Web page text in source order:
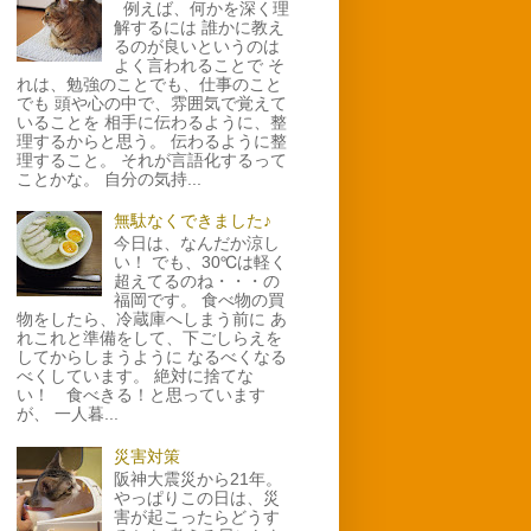
例えば、何かを深く理
解するには 誰かに教え
るのが良いというのは
よく言われることで そ
れは、勉強のことでも、仕事のこと
でも 頭や心の中で、雰囲気で覚えて
いることを 相手に伝わるように、整
理するからと思う。 伝わるように整
理すること。 それが言語化するって
ことかな。 自分の気持...
無駄なくできました♪
今日は、なんだか涼し
い！ でも、30℃は軽く
超えてるのね・・・の
福岡です。 食べ物の買
物をしたら、冷蔵庫へしまう前に あ
れこれと準備をして、下ごしらえを
してからしまうように なるべくなる
べくしています。 絶対に捨てな
い！ 食べきる！と思っています
が、 一人暮...
災害対策
阪神大震災から21年。
やっぱりこの日は、災
害が起こったらどうす